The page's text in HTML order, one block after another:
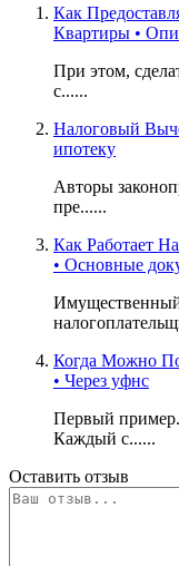
Как
Квартиры •
При этом,
с......
Налоговый
ипотеку
Авторы
пре......
Как Работает
• Основные
Имущественный
Когда Можно
• Через уфнс
Первый пример.
Каждый с......
Оставить отзыв